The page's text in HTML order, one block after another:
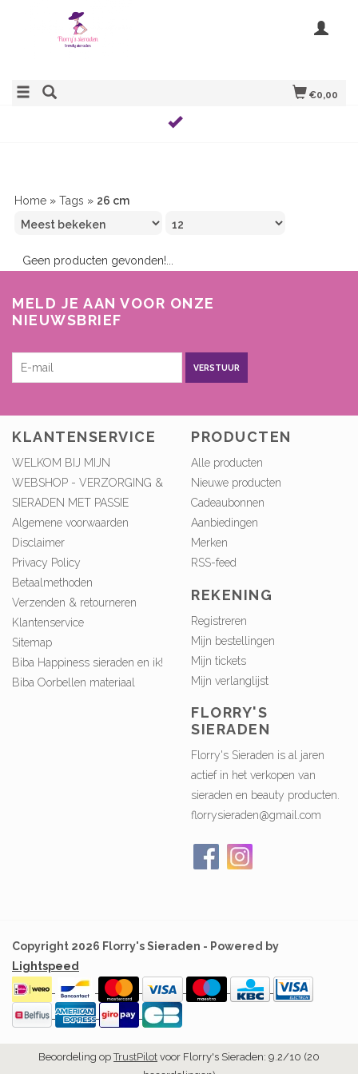
€0,00
Home » Tags » 26 cm
Geen producten gevonden!...
MELD JE AAN VOOR ONZE
NIEUWSBRIEF
VERSTUUR
KLANTENSERVICE
WELKOM BIJ MIJN
WEBSHOP - VERZORGING &
SIERADEN MET PASSIE
Algemene voorwaarden
Disclaimer
Privacy Policy
Betaalmethoden
Verzenden & retourneren
Klantenservice
Sitemap
Biba Happiness sieraden en ik!
Biba Oorbellen materiaal
PRODUCTEN
Alle producten
Nieuwe producten
Cadeaubonnen
Aanbiedingen
Merken
RSS-feed
REKENING
Registreren
Mijn bestellingen
Mijn tickets
Mijn verlanglijst
FLORRY'S
SIERADEN
Florry's Sieraden is al jaren
actief in het verkopen van
sieraden en beauty producten.
florrysieraden@gmail.com
Copyright 2026 Florry's Sieraden - Powered by
Lightspeed
Beoordeling opTrustPilot voor Florry's Sieraden: 9.2/10 (20